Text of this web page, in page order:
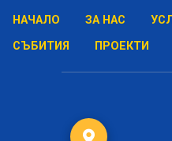
НАЧАЛО ЗА НАС
СЪБИТИЯ
ПРОЕКТИ